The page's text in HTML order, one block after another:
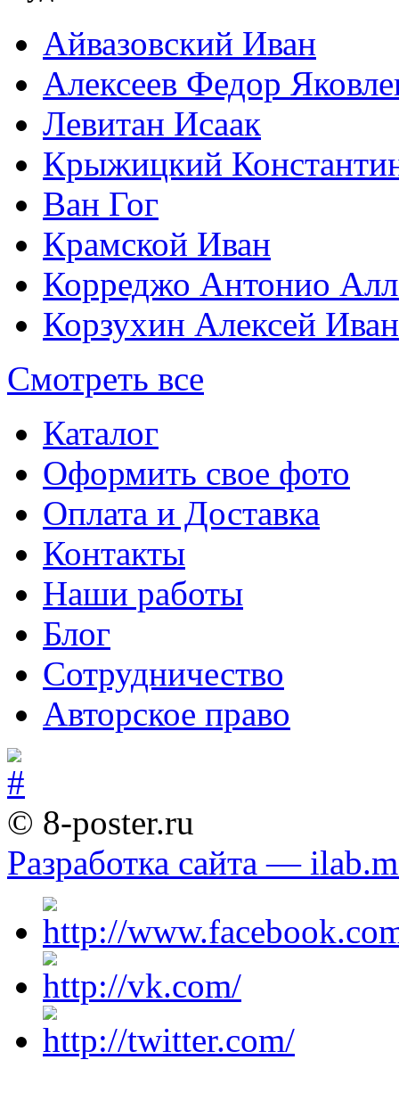
Айвазовский Иван
Алексеев Федор
Левитан Исаак
Крыжицкий
Ван Гог
Крамской Иван
Корреджо Антонио
Корзухин Алексей
Смотреть все
Каталог
Оформить свое фото
Оплата и Доставка
Контакты
Наши работы
Блог
Сотрудничество
Авторское право
© 8-poster.ru
Разработка сайта —